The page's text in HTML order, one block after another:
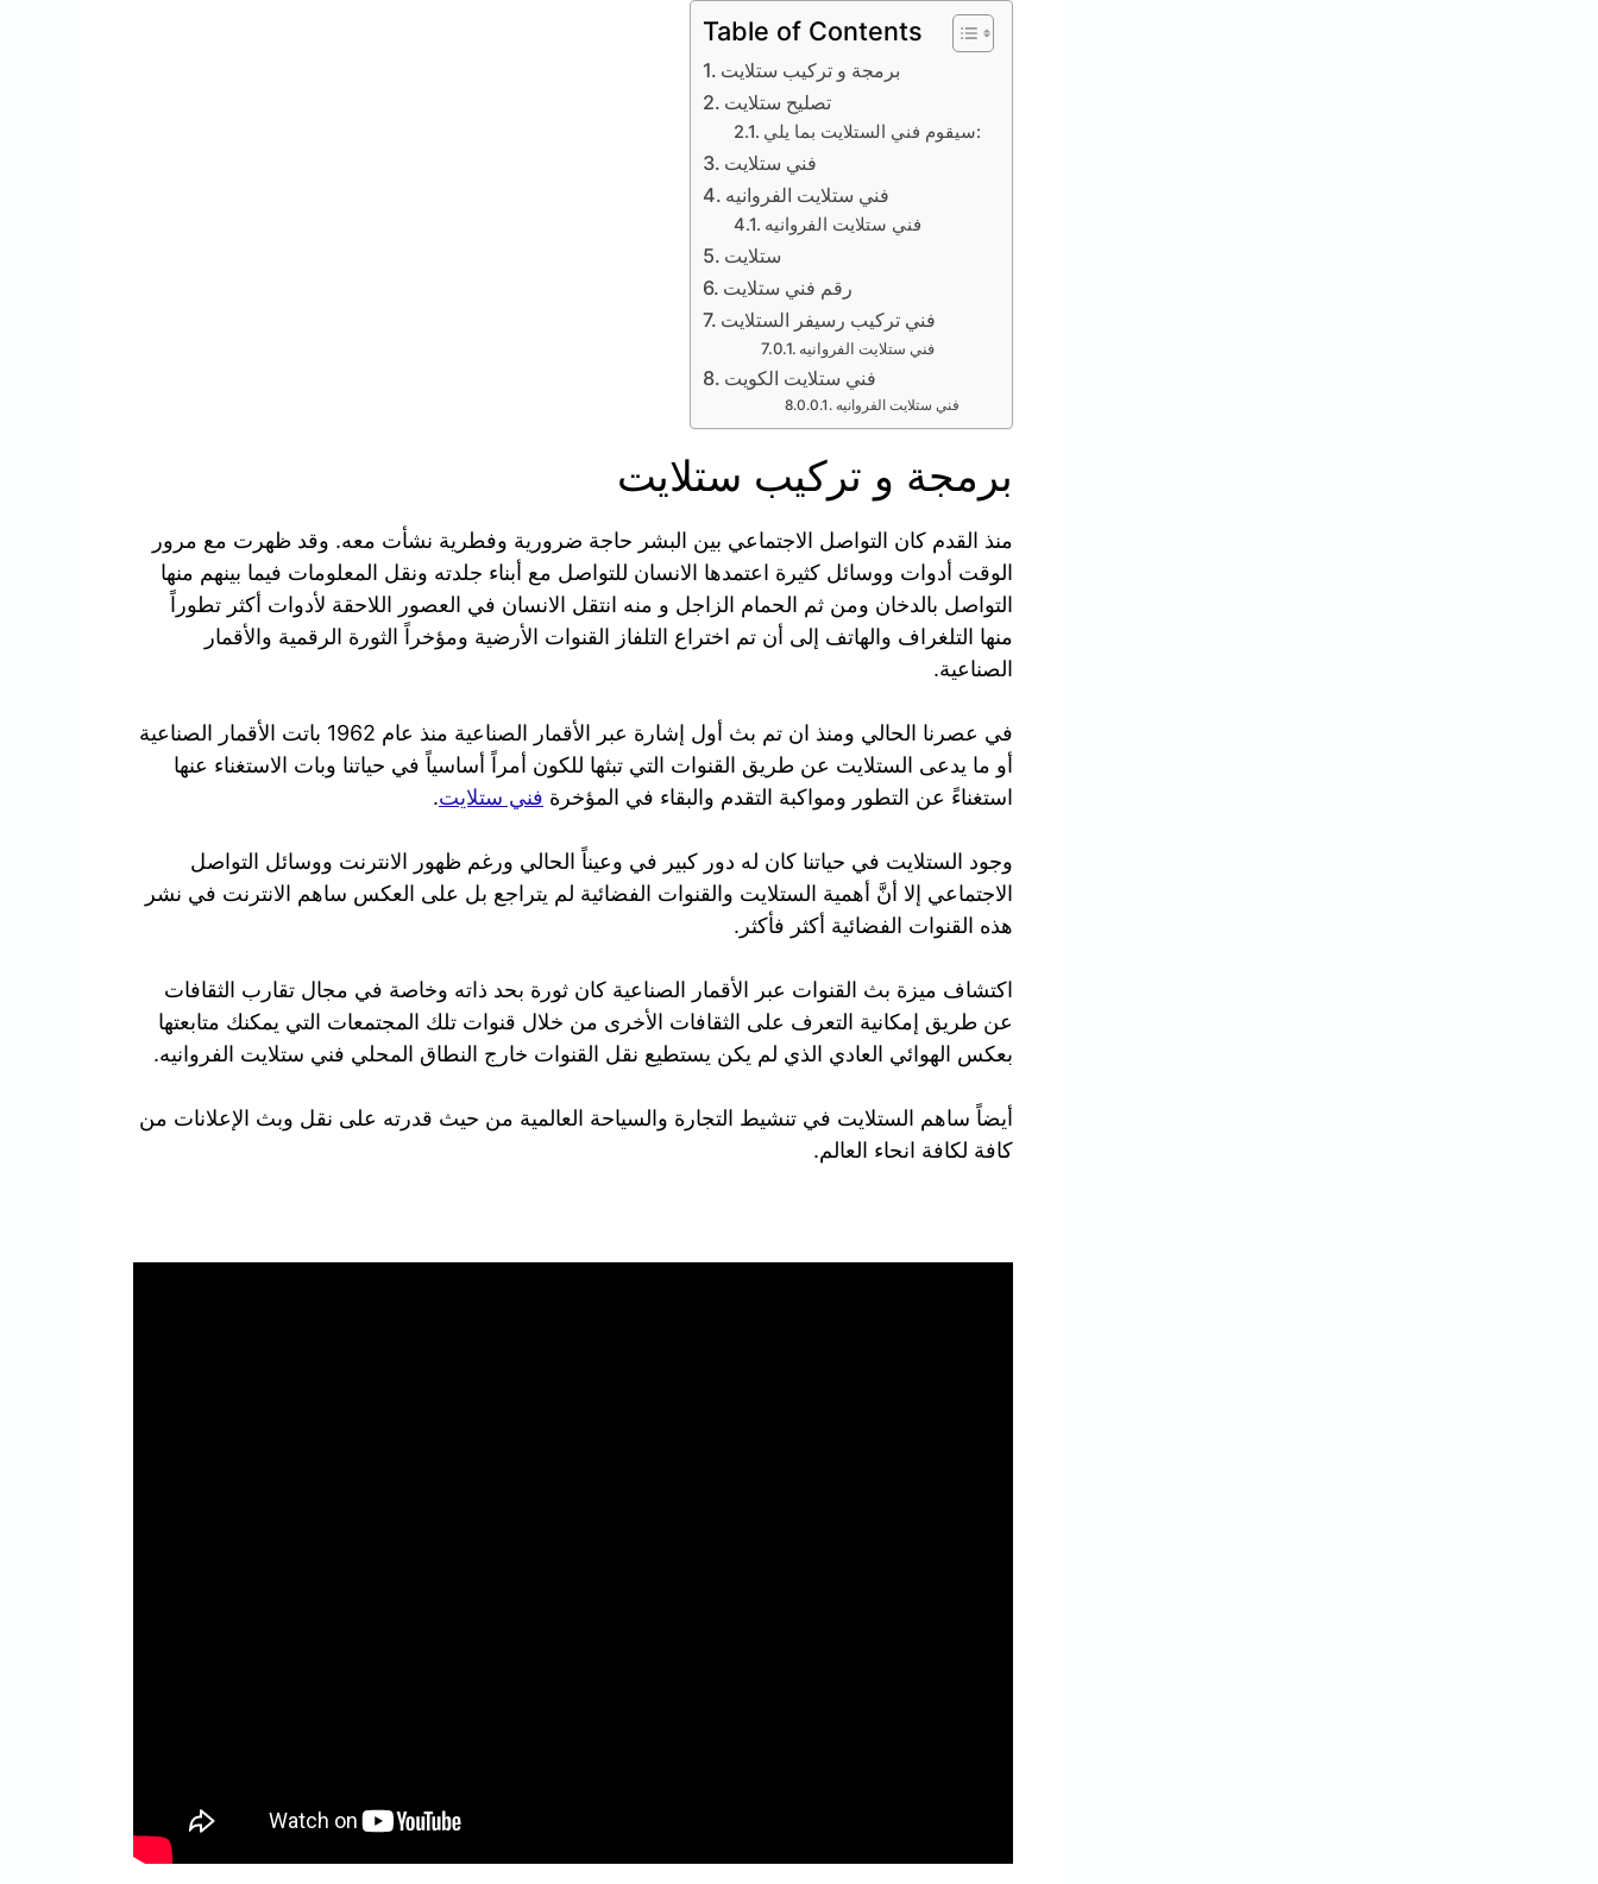
Table of Contents
برمجة و تركيب ستلايت
تصليح ستلايت
سيقوم فني الستلايت بما يلي:
فني ستلايت
فني ستلايت الفروانيه
فني ستلايت الفروانيه
ستلايت
رقم فني ستلايت
فني تركيب رسيفر الستلايت
فني ستلايت الفروانيه
فني ستلايت الكويت
فني ستلايت الفروانيه
برمجة و تركيب ستلايت
منذ القدم كان التواصل الاجتماعي بين البشر حاجة ضرورية وفطرية نشأت معه. وقد ظهرت مع مرور
الوقت أدوات ووسائل كثيرة اعتمدها الانسان للتواصل مع أبناء جلدته ونقل المعلومات فيما بينهم منها
التواصل بالدخان ومن ثم الحمام الزاجل و منه انتقل الانسان في العصور اللاحقة لأدوات أكثر تطوراً
منها التلغراف والهاتف إلى أن تم اختراع التلفاز القنوات الأرضية ومؤخراً الثورة الرقمية والأقمار
الصناعية.
في عصرنا الحالي ومنذ ان تم بث أول إشارة عبر الأقمار الصناعية منذ عام 1962 باتت الأقمار الصناعية
أو ما يدعى الستلايت عن طريق القنوات التي تبثها للكون أمراً أساسياً في حياتنا وبات الاستغناء عنها
استغناءً عن التطور ومواكبة التقدم والبقاء في المؤخرة فني ستلايت.
وجود الستلايت في حياتنا كان له دور كبير في وعيناً الحالي ورغم ظهور الانترنت ووسائل التواصل
الاجتماعي إلا أنَّ أهمية الستلايت والقنوات الفضائية لم يتراجع بل على العكس ساهم الانترنت في نشر
هذه القنوات الفضائية أكثر فأكثر.
اكتشاف ميزة بث القنوات عبر الأقمار الصناعية كان ثورة بحد ذاته وخاصة في مجال تقارب الثقافات
عن طريق إمكانية التعرف على الثقافات الأخرى من خلال قنوات تلك المجتمعات التي يمكنك متابعتها
بعكس الهوائي العادي الذي لم يكن يستطيع نقل القنوات خارج النطاق المحلي فني ستلايت الفروانيه.
أيضاً ساهم الستلايت في تنشيط التجارة والسياحة العالمية من حيث قدرته على نقل وبث الإعلانات من
كافة لكافة انحاء العالم.